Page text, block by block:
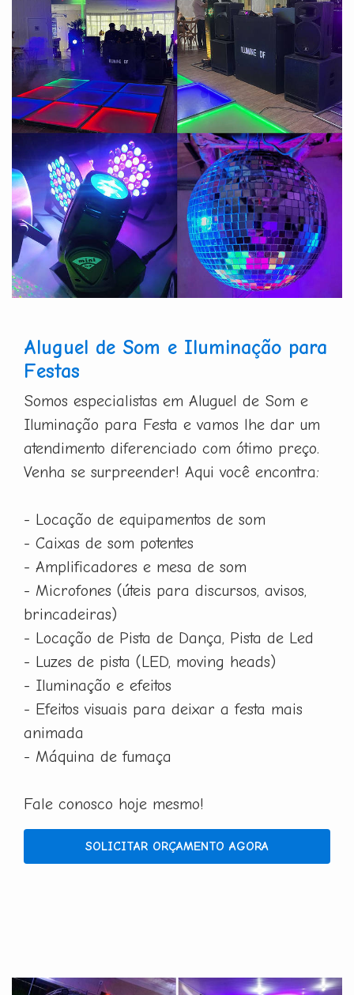
Aluguel de Som e Iluminação para
Festas
Somos especialistas em Aluguel de Som e
Iluminação para Festa e vamos lhe dar um
atendimento diferenciado com ótimo preço.
Venha se surpreender! Aqui você encontra:
- Locação de equipamentos de som
- Caixas de som potentes
- Amplificadores e mesa de som
- Microfones (úteis para discursos, avisos,
brincadeiras)
- Locação de Pista de Dança, Pista de Led
- Luzes de pista (LED, moving heads)
- Iluminação e efeitos
- Efeitos visuais para deixar a festa mais
animada
- Máquina de fumaça
Fale conosco hoje mesmo!
SOLICITAR ORÇAMENTO AGORA